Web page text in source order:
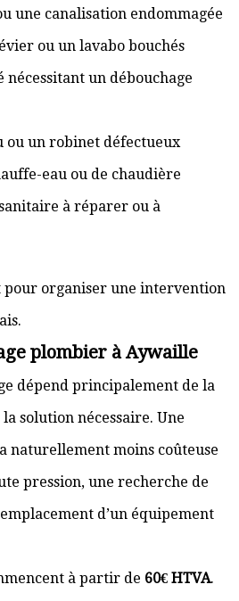
une canalisation endommagée
ou un lavabo bouchés
nécessitant un débouchage
ou un robinet défectueux
eau ou de chaudière
à réparer ou à
pour organiser une intervention
plombier à Aywaille
dépend principalement de la
solution nécessaire. Une
naturellement moins coûteuse
pression, une recherche de
d’un équipement
à partir de 60€ HTVA.